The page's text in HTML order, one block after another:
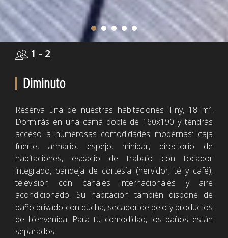
Diminuto
1 - 2
Reserva una de nuestras habitaciones Tiny, 18 m².
Dormirás en una cama doble de 160x190 y tendrás
acceso a numerosas comodidades modernas: caja
fuerte, armario, espejo, minibar, directorio de
habitaciones, espacio de trabajo con tocador
integrado, bandeja de cortesía (hervidor, té y café),
televisión con canales internacionales y aire
acondicionado. Su habitación también dispone de
baño privado con ducha, secador de pelo y productos
de bienvenida. Para tu comodidad, los baños están
separados.